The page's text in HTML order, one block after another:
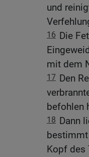
und
16 Die
mit dem
17 Den
befohlen
18 Dann
bestimmt
Kopf des